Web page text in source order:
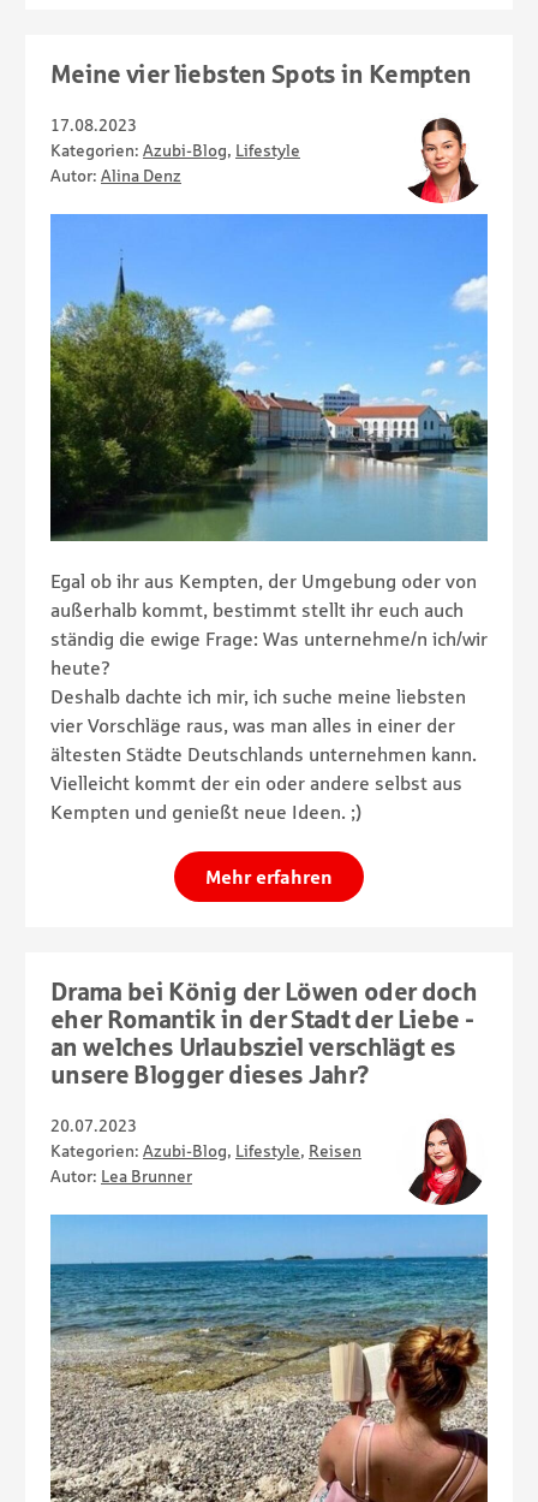
Meine vier liebsten Spots in Kempten
17.08.2023
Kategorien: Azubi-Blog, Lifestyle
Autor: Alina Denz
Egal ob ihr aus Kempten, der Umgebung oder von
außerhalb kommt, bestimmt stellt ihr euch auch
ständig die ewige Frage: Was unternehme/n ich/wir
heute?
Deshalb dachte ich mir, ich suche meine liebsten
vier Vorschläge raus, was man alles in einer der
ältesten Städte Deutschlands unternehmen kann.
Vielleicht kommt der ein oder andere selbst aus
Kempten und genießt neue Ideen. ;)
Mehr erfahren
Drama bei König der Löwen oder doch
eher Romantik in der Stadt der Liebe -
an welches Urlaubsziel verschlägt es
unsere Blogger dieses Jahr?
20.07.2023
Kategorien: Azubi-Blog, Lifestyle, Reisen
Autor: Lea Brunner